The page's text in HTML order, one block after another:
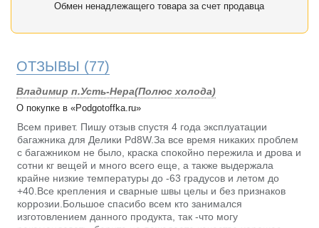
Обмен ненадлежащего товара за счет продавца
ОТЗЫВЫ (77)
Владимир п.Усть-Нера(Полюс холода)
О покупке в «Podgotoffka.ru»
Всем привет. Пишу отзыв спустя 4 года эксплуатации
багажника для Делики Pd8W.За все время никаких проблем
с багажником не было, краска спокойно пережила и дрова и
сотни кг вещей и много всего еще, а также выдержала
крайне низкие температуры до -63 градусов и летом до
+40.Все крепления и сварные швы целы и без признаков
коррозии.Большое спасибо всем кто занимался
изготовлением данного продукта, так -что могу